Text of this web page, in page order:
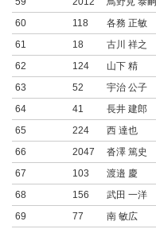
60
118 各務 正敏
61
18 古川 祥之
62
124 山下 精
63
52 宇治 公子
64
41 長井 建郎
65
224 西 達也
66
2047 沓澤 篤史
67
103 渡邉 慶
68
156 武田 一洋
69
77 南 敏広